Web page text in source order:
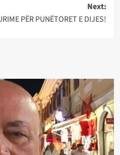
Next:
PËR PUNËTORET E DIJES!